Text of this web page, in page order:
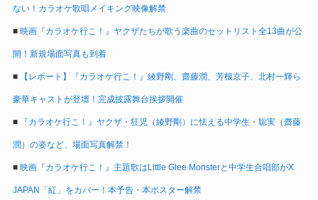
ない！カラオケ歌唱メイキング映像解禁
■ 映画『カラオケ行こ！』ヤクザたちが歌う楽曲のセットリスト全13曲が公
開！新規場面写真も到着
■ 【レポート】『カラオケ行こ！』綾野剛、齋藤潤、芳根京子、北村一輝ら
豪華キャストが登壇！完成披露舞台挨拶開催
■ 『カラオケ行こ！』ヤクザ・狂児（綾野剛）に怯える中学生・聡実（齋藤
潤）の姿など、場面写真解禁！
■ 映画『カラオケ行こ！』主題歌はLittle Glee Monsterと中学生合唱部がX
JAPAN「紅」をカバー！本予告・本ポスター解禁